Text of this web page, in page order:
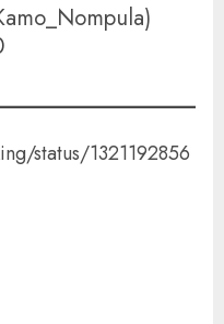
status/1321192856